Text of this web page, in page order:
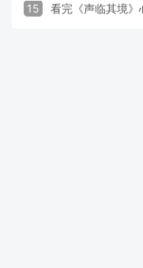
15 看完《声临其境》